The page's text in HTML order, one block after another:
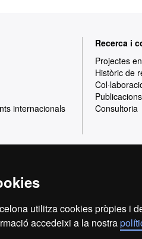
utilitza cookies pròpies i
accedeixi a la nostra
internacionals
Recerca i
Projectes
Històric de
Publicacions
Consultoria
Som una
i